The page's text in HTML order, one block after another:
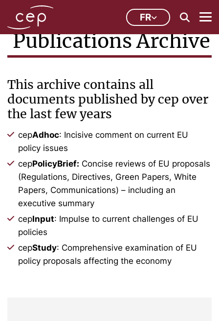
FR
Publications Archive
This archive contains all
documents published by cep over
the last few years
cepAdhoc: Incisive comment on current EU
policy issues
cepPolicyBrief: Concise reviews of EU proposals
(Regulations, Directives, Green Papers, White
Papers, Communications) – including an
executive summary
cepInput: Impulse to current challenges of EU
policies
cepStudy: Comprehensive examination of EU
policy proposals affecting the economy